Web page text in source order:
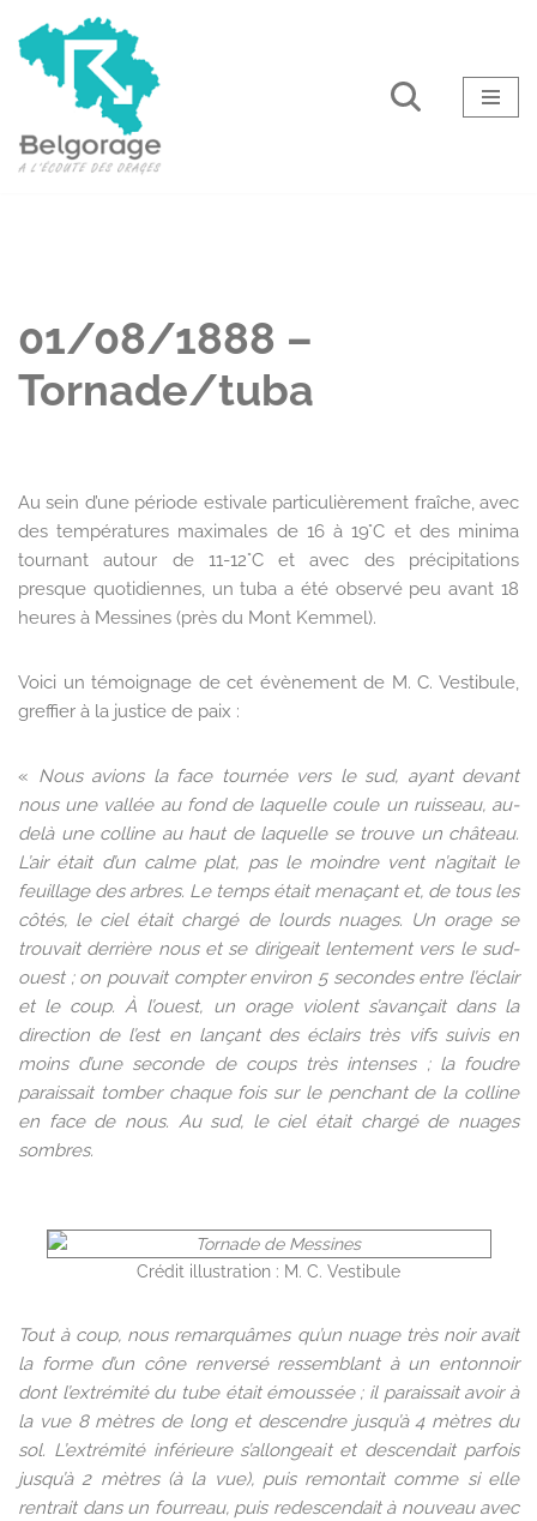
Aller
01/08/1888 –
Tornade/tuba
Au sein d’une période estivale particulièrement fraîche, avec
des températures maximales de 16 à 19°C et des minima
tournant autour de 11-12°C et avec des précipitations
presque quotidiennes, un tuba a été observé peu avant 18
heures à Messines (près du Mont Kemmel).
Voici un témoignage de cet évènement de M. C. Vestibule,
greffier à la justice de paix :
« Nous avions la face tournée vers le sud, ayant devant
nous une vallée au fond de laquelle coule un ruisseau, au-
delà une colline au haut de laquelle se trouve un château.
L’air était d’un calme plat, pas le moindre vent n’agitait le
feuillage des arbres. Le temps était menaçant et, de tous les
côtés, le ciel était chargé de lourds nuages. Un orage se
trouvait derrière nous et se dirigeait lentement vers le sud-
ouest ; on pouvait compter environ 5 secondes entre l’éclair
et le coup. À l’ouest, un orage violent s’avançait dans la
direction de l’est en lançant des éclairs très vifs suivis en
moins d’une seconde de coups très intenses ; la foudre
paraissait tomber chaque fois sur le penchant de la colline
en face de nous. Au sud, le ciel était chargé de nuages
sombres.
Crédit illustration : M. C. Vestibule
Tout à coup, nous remarquâmes qu’un nuage très noir avait
la forme d’un cône renversé ressemblant à un entonnoir
dont l’extrémité du tube était émoussée ; il paraissait avoir à
la vue 8 mètres de long et descendre jusqu’à 4 mètres du
sol. L’extrémité inférieure s’allongeait et descendait parfois
jusqu’à 2 mètres (à la vue), puis remontait comme si elle
rentrait dans un fourreau, puis redescendait à nouveau avec